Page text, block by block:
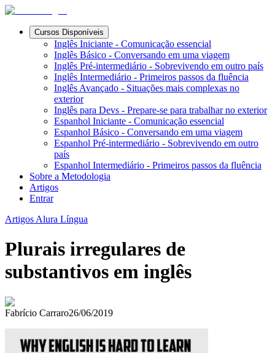
Cursos Disponíveis
Inglês Iniciante - Comunicação essencial
Inglês Básico - Conversando em uma viagem
Inglês Pré-intermediário - Sobrevivendo em outro país
Inglês Intermediário - Primeiros passos da fluência
Inglês Avançado - Situações mais complexas no
exterior
Inglês para Devs - Prepare-se para trabalhar no exterior
Espanhol Iniciante - Comunicação essencial
Espanhol Básico - Conversando em uma viagem
Espanhol Pré-intermediário - Sobrevivendo em outro
país
Espanhol Intermediário - Primeiros passos da fluência
Sobre a Metodologia
Artigos
Entrar
Artigos Alura Língua
Plurais irregulares de
substantivos em inglês
Fabrício Carraro26/06/2019